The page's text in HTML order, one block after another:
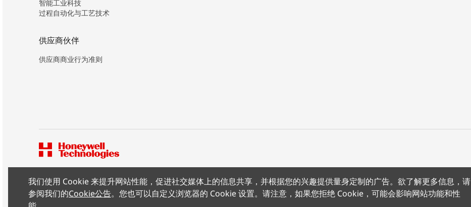
我们使用 Cookie 来提升网站性能，促进社交媒体上的信息共享，并根据您的兴趣提供量身定制的广告。欲了解更多信息，请
参阅我们的Cookie公告。您也可以自定义浏览器的 Cookie 设置。请注意，如果您拒绝 Cookie，可能会影响网站功能和性
智能工业科技
过程自动化与工艺技术
供应商伙伴
供应商商业行为准则
版权所有 ©2026 霍尼韦尔（中国）有限公司 沪公网安备 31011502012180号沪ICP备15008415号条款条约隐私声明